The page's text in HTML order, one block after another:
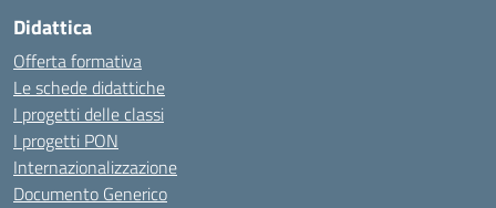
Didattica
Offerta formativa
Le schede didattiche
I progetti delle classi
I progetti PON
Internazionalizzazione
Documento Generico